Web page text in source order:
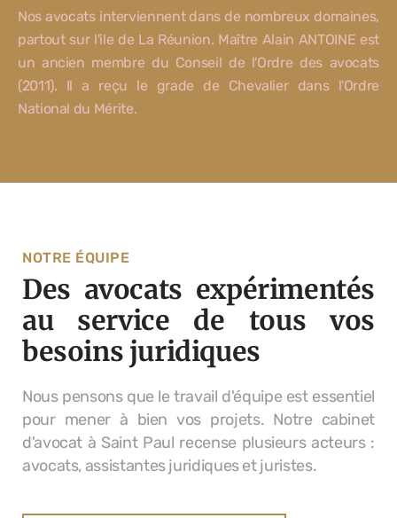
Nos avocats interviennent dans de nombreux domaines,
partout sur l'ile de La Réunion. Maître Alain ANTOINE est
un ancien membre du Conseil de l'Ordre des avocats
(2011). Il a reçu le grade de Chevalier dans l'Ordre
National du Mérite.
NOTRE ÉQUIPE
Des avocats expérimentés
au service de tous vos
besoins juridiques
Nous pensons que le travail d'équipe est essentiel
pour mener à bien vos projets. Notre cabinet
d'avocat à Saint Paul recense plusieurs acteurs :
avocats, assistantes juridiques et juristes.